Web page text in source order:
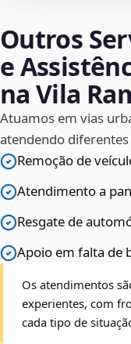
Outros
e
na Vila
Atuamos em vias
atendendo
Remoção de
Atendimento a
Resgate de
Apoio em falta de
Os atendimentos
experientes, com
cada tipo de